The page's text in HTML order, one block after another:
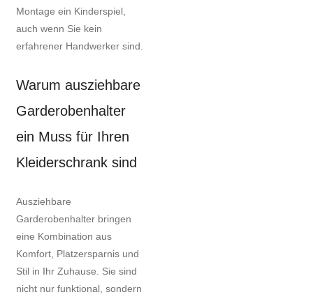
Montage ein Kinderspiel,
auch wenn Sie kein
erfahrener Handwerker sind.
Warum ausziehbare
Garderobenhalter
ein Muss für Ihren
Kleiderschrank sind
Ausziehbare
Garderobenhalter bringen
eine Kombination aus
Komfort, Platzersparnis und
Stil in Ihr Zuhause. Sie sind
nicht nur funktional, sondern